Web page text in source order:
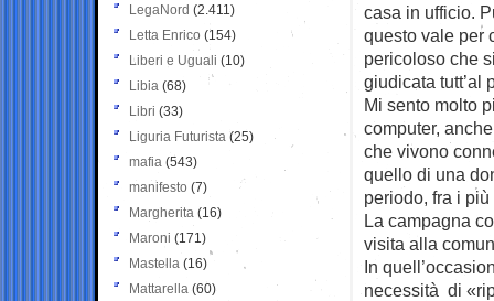
casa in ufficio.
questo vale per
pericoloso che
giudicata tutt’al
Mi sento molto
computer,
che vivono
quello di una
periodo, fra i
La campagna
visita alla
In
necessità di
LegaNord (2.411)
Letta Enrico (154)
Liberi e Uguali (10)
Libia (68)
Libri (33)
Liguria Futurista (25)
mafia (543)
manifesto (7)
Margherita (16)
Maroni (171)
Mastella (16)
Mattarella (60)